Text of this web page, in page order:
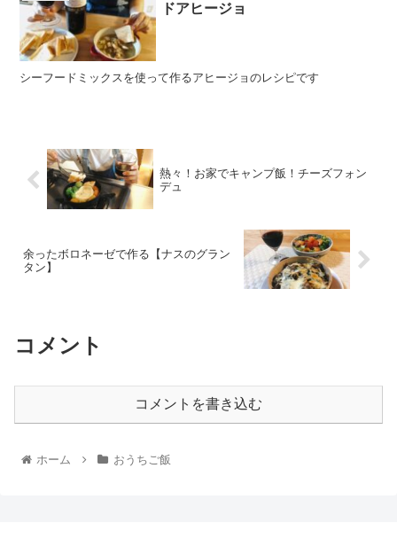
ドアヒージョ
シーフードミックスを使って作るアヒージョのレシピです
熱々！お家でキャンプ飯！チーズフォン
デュ
余ったボロネーゼで作る【ナスのグラン
タン】
コメント
コメントを書き込む
ホーム おうちご飯